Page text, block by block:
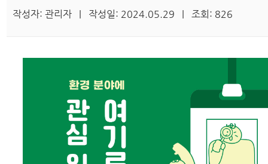
작성자: 관리자 | 작성일: 2024.05.29 | 조회: 826